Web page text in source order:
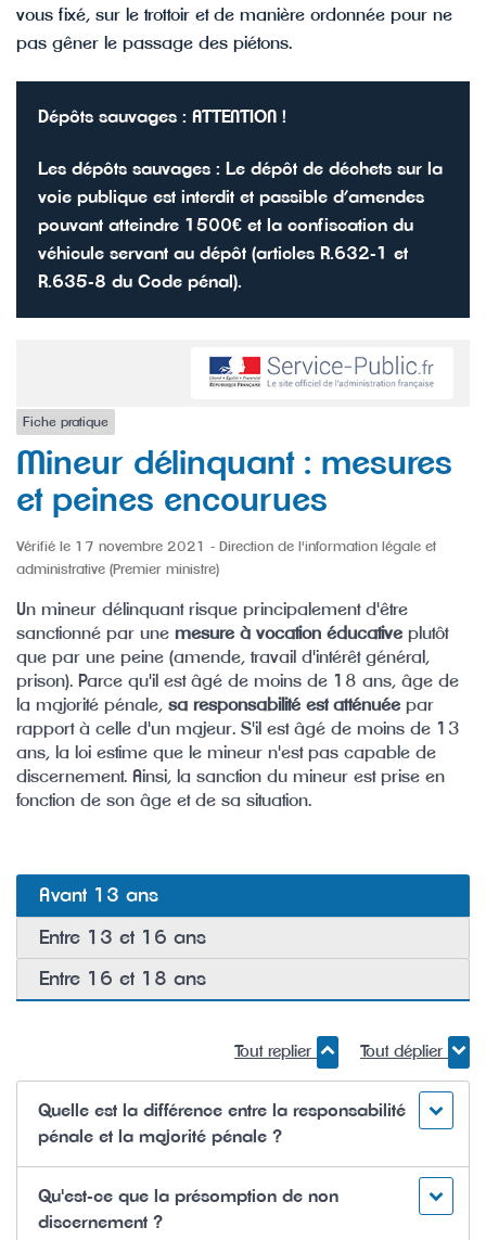
vous fixé, sur le trottoir et de manière ordonnée pour ne
pas gêner le passage des piétons.
Dépôts sauvages : ATTENTION !
Les dépôts sauvages : Le dépôt de déchets sur la
voie publique est interdit et passible d’amendes
pouvant atteindre 1500€ et la confiscation du
véhicule servant au dépôt (articles R.632-1 et
R.635-8 du Code pénal).
Fiche pratique
Mineur délinquant : mesures
et peines encourues
Vérifié le 17 novembre 2021 - Direction de l'information légale et
administrative (Premier ministre)
Un mineur délinquant risque principalement d'être
sanctionné par une mesure à vocation éducative plutôt
que par une peine (amende, travail d'intérêt général,
prison). Parce qu'il est âgé de moins de 18 ans, âge de
la majorité pénale, sa responsabilité est atténuée par
rapport à celle d'un majeur. S'il est âgé de moins de 13
ans, la loi estime que le mineur n'est pas capable de
discernement. Ainsi, la sanction du mineur est prise en
fonction de son âge et de sa situation.
Avant 13 ans
Entre 13 et 16 ans
Entre 16 et 18 ans
Tout replier Tout déplier
Quelle est la différence entre la responsabilité
pénale et la majorité pénale ?
Qu'est-ce que la présomption de non
discernement ?